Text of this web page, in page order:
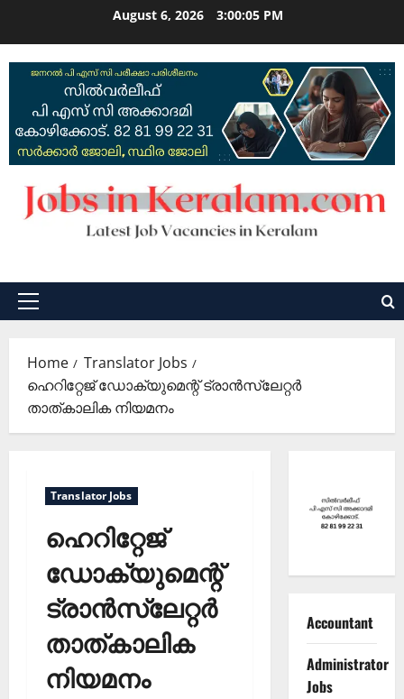
August 6, 2026 3:00:06 PM
Primary
Home
Translator Jobs
ഹെറിറ്റേജ് ഡോക്യുമെന്റ് ട്രാൻസ്ലേറ്റർ
താത്കാലിക നിയമനം
Translator Jobs
ഹെറിറ്റേജ്
ഡോക്യുമെന്റ്
ട്രാൻസ്ലേറ്റർ
താത്കാലിക
നിയമനം
Accountant
Administrator
Jobs